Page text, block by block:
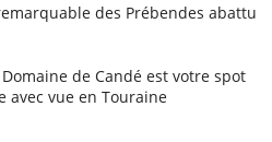
des Prébendes abattu
de Candé est votre spot
vue en Touraine